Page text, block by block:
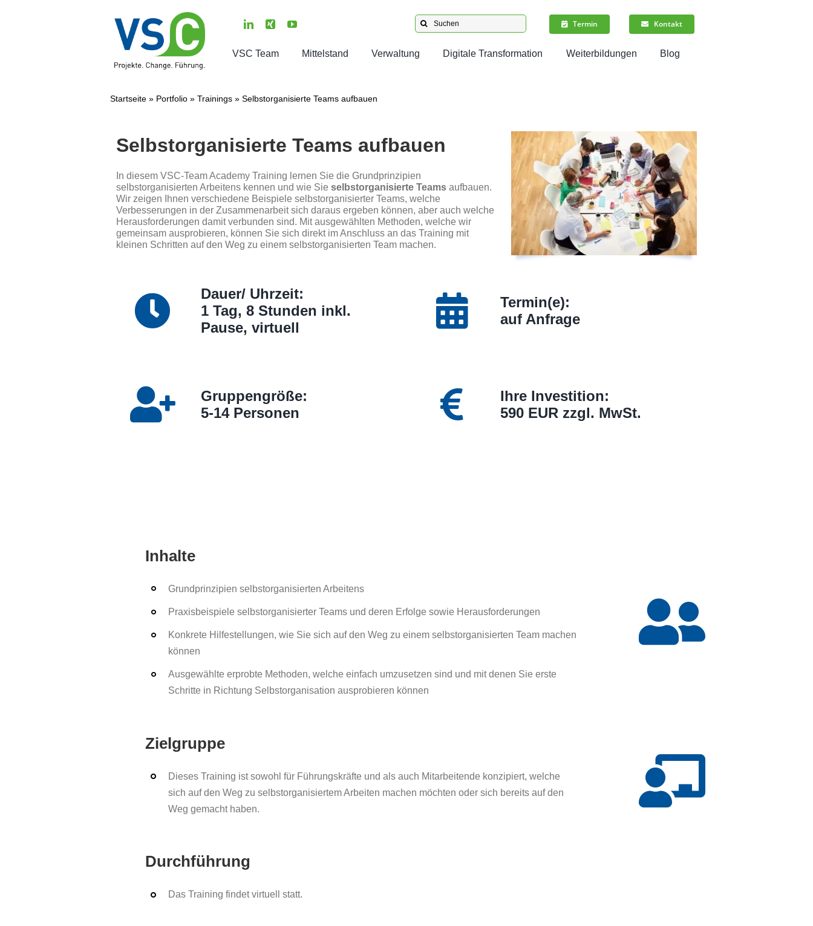
Suche
nach:
Termin Kontakt
VSC Team
Willkommen im Team
Presse
Termin
Kontakt
Mittelstand
für Projektleiter:innen
Projektmanagement für mittelständische Unternehmen
Verwaltung
Dialog Verwaltung Gästeliste
Digitale Transformation
Wissensmanagement
Weiterbildungen Blog
Führungskompetenz
Startseite» Portfolio» Trainings» Selbstorganisierte Teams aufbauen
Selbstorganisierte Teams aufbauen
In diesem VSC-Team Academy Training lernen Sie die Grundprinzipien
selbstorganisierten Arbeitens kennen und wie Sie selbstorganisierte Teams aufbauen.
Wir zeigen Ihnen verschiedene Beispiele selbstorganisierter Teams, welche
Verbesserungen in der Zusammenarbeit sich daraus ergeben können, aber auch welche
Herausforderungen damit verbunden sind. Mit ausgewählten Methoden, welche wir
gemeinsam ausprobieren, können Sie sich direkt im Anschluss an das Training mit
kleinen Schritten auf den Weg zu einem selbstorganisierten Team machen.
Dauer/ Uhrzeit:
1 Tag, 8 Stunden inkl.
Pause, virtuell
Termin(e):
auf Anfrage
Gruppengröße:
5-14 Personen
Ihre Investition:
590 EUR zzgl. MwSt.
Inhalte
Grundprinzipien selbstorganisierten Arbeitens
Praxisbeispiele selbstorganisierter Teams und deren Erfolge sowie Herausforderungen
Konkrete Hilfestellungen, wie Sie sich auf den Weg zu einem selbstorganisierten Team machen
können
Ausgewählte erprobte Methoden, welche einfach umzusetzen sind und mit denen Sie erste
Schritte in Richtung Selbstorganisation ausprobieren können
Zielgruppe
Dieses Training ist sowohl für Führungskräfte und als auch Mitarbeitende konzipiert, welche
sich auf den Weg zu selbstorganisiertem Arbeiten machen möchten oder sich bereits auf den
Weg gemacht haben.
Durchführung
Das Training findet virtuell statt.